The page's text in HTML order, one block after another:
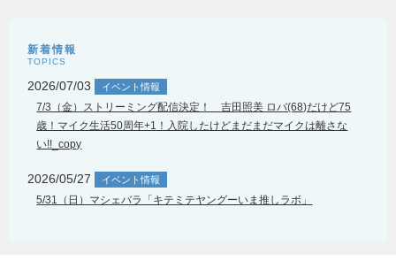
新着情報
TOPICS
2026/07/03 イベント情報
7/3（金）ストリーミング配信決定！ 吉田照美 ロバ(68)だけど75
歳！マイク生活50周年+1！入院したけどまだまだマイクは離さな
い!!_copy
2026/05/27 イベント情報
5/31（日）マシェバラ「キテミテヤングーいま推しラボ」